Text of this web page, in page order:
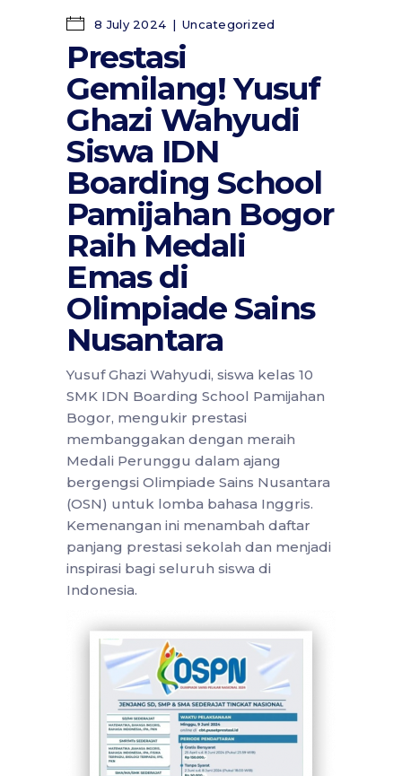
8 July 2024 Uncategorized
Prestasi
Gemilang! Yusuf
Ghazi Wahyudi
Siswa IDN
Boarding School
Pamijahan Bogor
Raih Medali
Emas di
Olimpiade Sains
Nusantara
Yusuf Ghazi Wahyudi, siswa kelas 10
SMK IDN Boarding School Pamijahan
Bogor, mengukir prestasi
membanggakan dengan meraih
Medali Perunggu dalam ajang
bergengsi Olimpiade Sains Nusantara
(OSN) untuk lomba bahasa Inggris.
Kemenangan ini menambah daftar
panjang prestasi sekolah dan menjadi
inspirasi bagi seluruh siswa di
Indonesia.